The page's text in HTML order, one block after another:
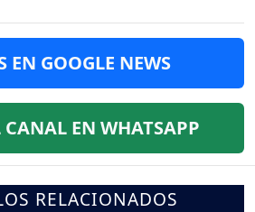
EN GOOGLE NEWS
CANAL EN WHATSAPP
RELACIONADOS